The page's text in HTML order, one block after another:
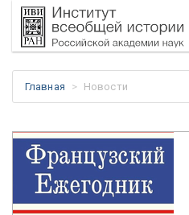
Главная Новости